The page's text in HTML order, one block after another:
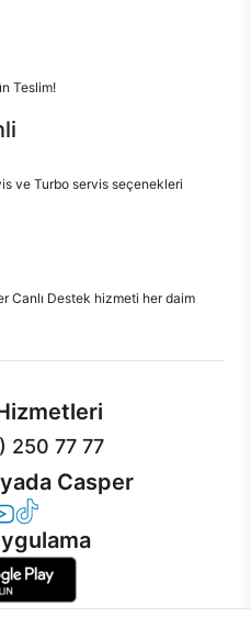
Teslim!
ve Turbo servis seçenekleri
Canlı Destek hizmeti her daim
250 77 77
Casper
LinkedIn
YouTube
Casper TikTok